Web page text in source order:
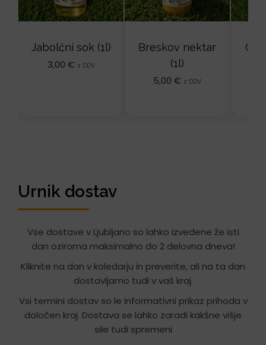
Jabolčni sok (1l)
3,00 € z DDV
Breskov nektar
(1l)
5,00 € z DDV
Urnik dostav
Vse dostave v Ljubljano so lahko izvedene že isti
dan oziroma maksimalno do 2 delovna dneva!
Kliknite na dan v koledarju in preverite, ali na ta dan
dostavljamo tudi v vaš kraj.
Vsi termini dostav so le informativni prikaz prihoda v
določen kraj. Dostava se lahko zaradi kakšne višje
sile tudi spremeni